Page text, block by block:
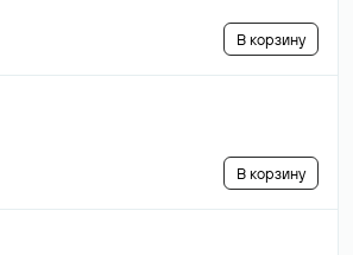
В корзину
В корзину